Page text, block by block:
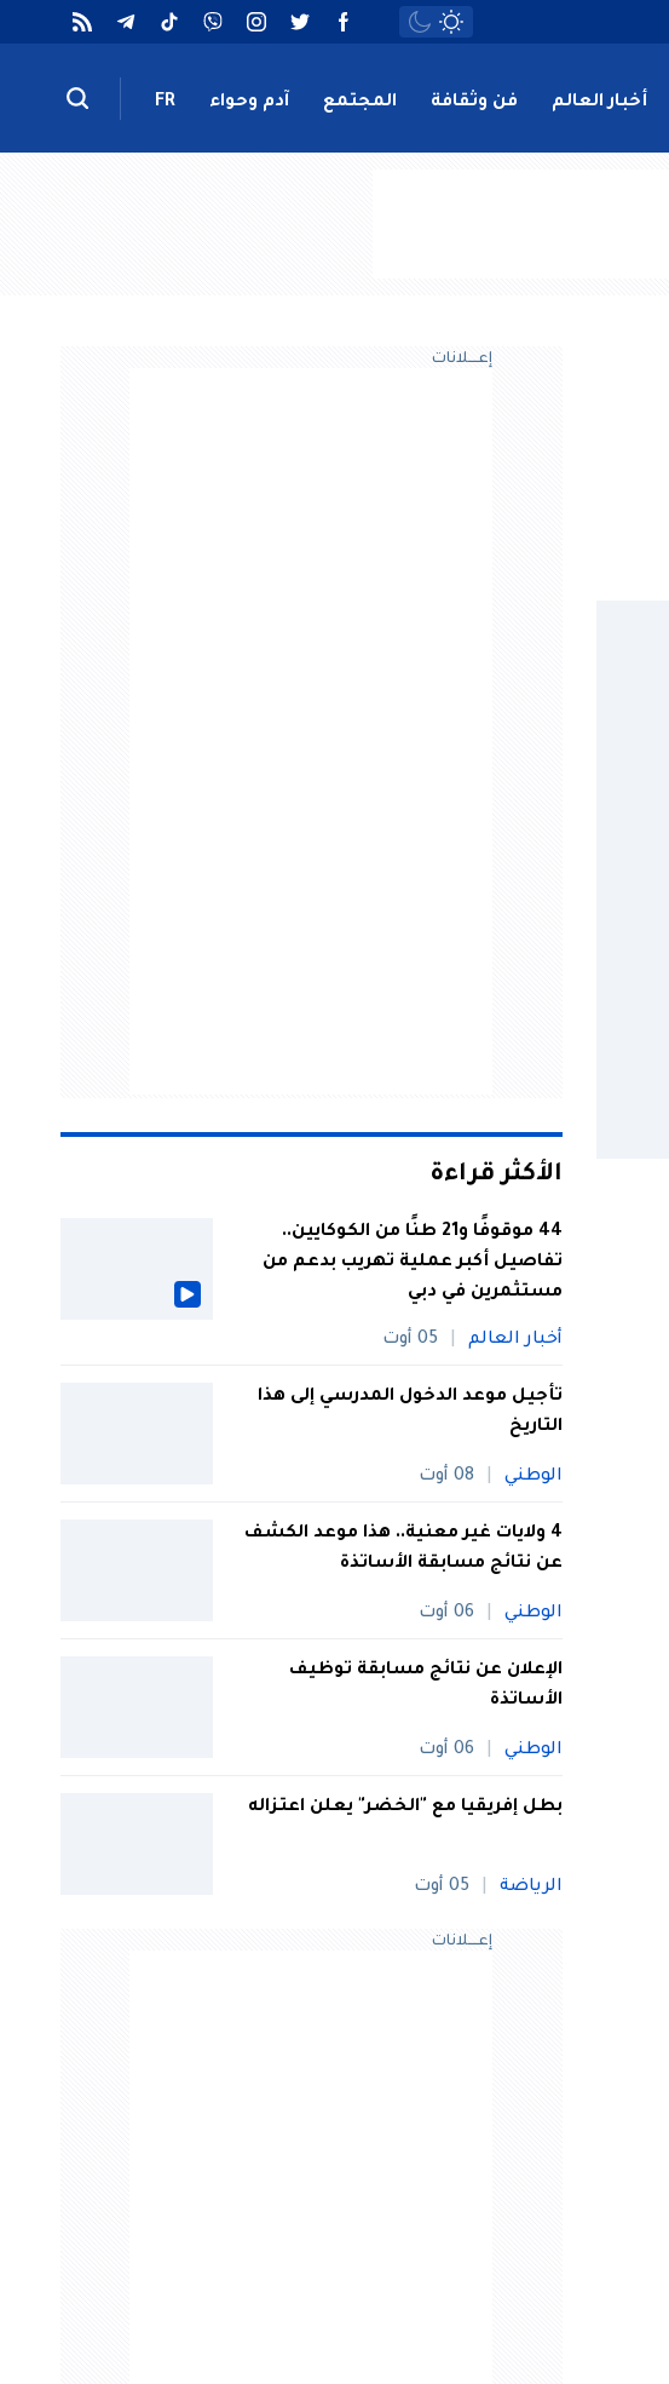
أخبار العالم فن وثقافة المجتمع آدم وحواء FR
إعــــلانات
الأكثر قراءة
44 موقوفًا و21 طنًا من الكوكايين..
تفاصيل أكبر عملية تهريب بدعم من
مستثمرين في دبي
أخبار العالم 05 أوت
تأجيل موعد الدخول المدرسي إلى هذا
التاريخ
الوطني 08 أوت
4 ولايات غير معنية.. هذا موعد الكشف
عن نتائج مسابقة الأساتذة
الوطني 06 أوت
الإعلان عن نتائج مسابقة توظيف
الأساتذة
الوطني 06 أوت
بطل إفريقيا مع "الخضر" يعلن اعتزاله
الرياضة 05 أوت
إعــــلانات